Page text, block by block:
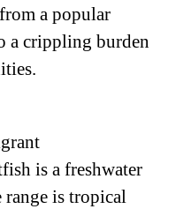
a popular
a crippling burden
is a freshwater
range is tropical